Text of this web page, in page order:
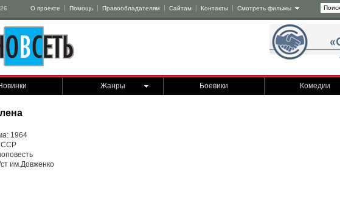
О проекте Помощь Правообладателям Сайтам Контакты Смотреть фильмы
Жанры Боевики Комедии
1964
им.Довженко